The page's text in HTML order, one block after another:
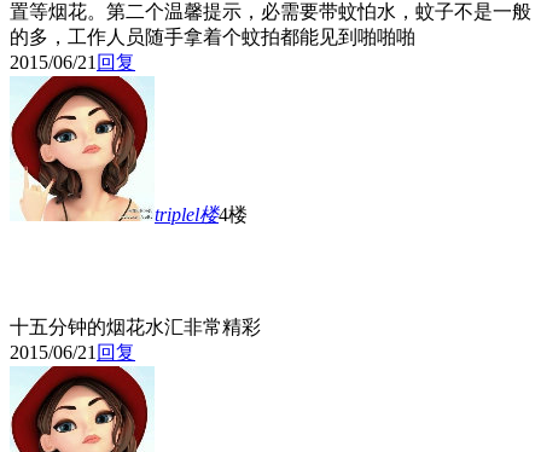
置等烟花。第二个温馨提示，必需要带蚊怕水，蚊子不是一般
的多，工作人员随手拿着个蚊拍都能见到啪啪啪
2015/06/21回复
triplel楼4楼
十五分钟的烟花水汇非常精彩
2015/06/21回复